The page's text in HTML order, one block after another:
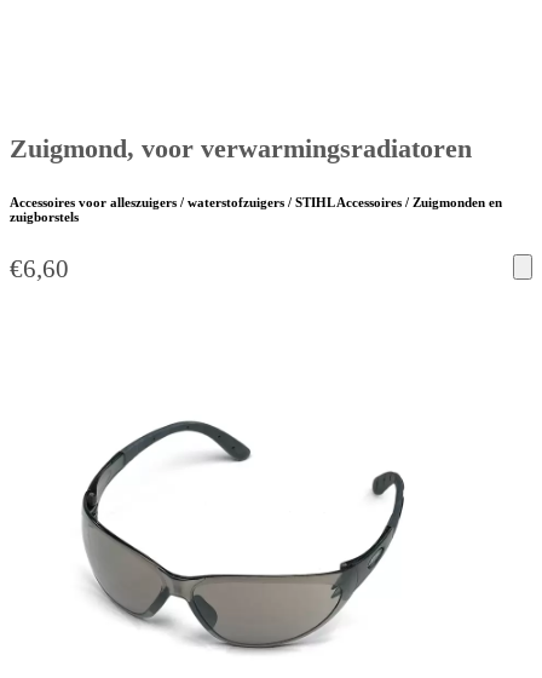
Zuigmond, voor verwarmingsradiatoren
Accessoires voor alleszuigers / waterstofzuigers / STIHL Accessoires / Zuigmonden en
zuigborstels
€6,60